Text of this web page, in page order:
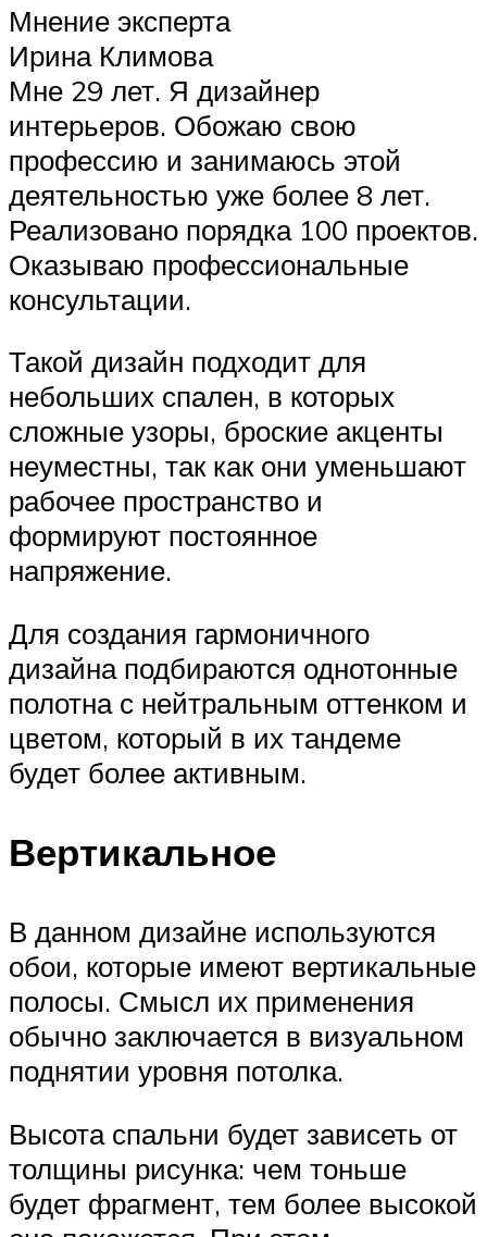
Мнение эксперта
Ирина Климова
Мне 29 лет. Я дизайнер
интерьеров. Обожаю свою
профессию и занимаюсь этой
деятельностью уже более 8 лет.
Реализовано порядка 100 проектов.
Оказываю профессиональные
консультации.
Такой дизайн подходит для
небольших спален, в которых
сложные узоры, броские акценты
неуместны, так как они уменьшают
рабочее пространство и
формируют постоянное
напряжение.
Для создания гармоничного
дизайна подбираются однотонные
полотна с нейтральным оттенком и
цветом, который в их тандеме
будет более активным.
Вертикальное
В данном дизайне используются
обои, которые имеют вертикальные
полосы. Смысл их применения
обычно заключается в визуальном
поднятии уровня потолка.
Высота спальни будет зависеть от
толщины рисунка: чем тоньше
будет фрагмент, тем более высокой